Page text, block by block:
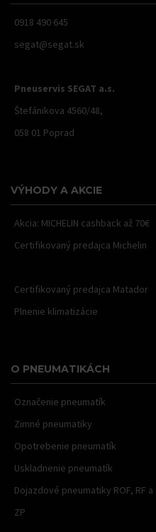
0918 490 645
segat@segat.sk
Pneuservis SEGAT a.s.
Štefánikova 4560/48,
058 01 Poprad
VÝHODY A AKCIE
Akcia: MICHELIN cashback až 70€
Certifikovaný predajca Michelin
Certifikovaný predajca Matador
Plnenie klimatizácie
O PNEUMATIKÁCH
Označenie pneumatík
Zimné pneumatiky
Opotrebenie pneumatík
Uskladnenie pneumatík
Dojazdové pneumatiky ROF, RF a
ZP